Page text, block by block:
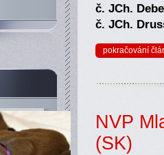
č. JCh.
č. JCh.
pokračování
NVP
(SK)